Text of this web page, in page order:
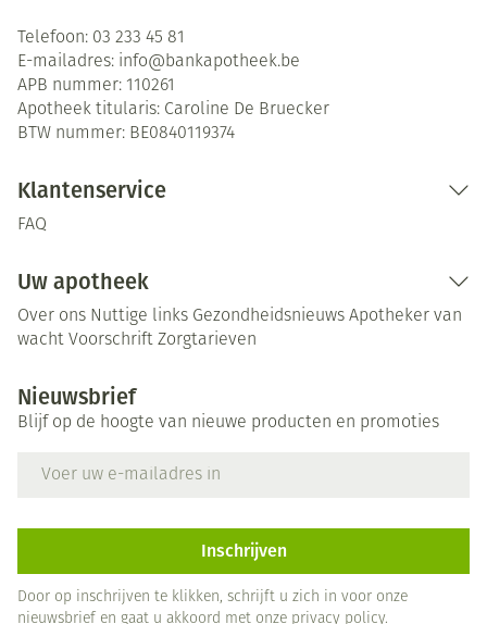
Telefoon: 03 233 45 81
E-mailadres: info@bankapotheek.be
APB nummer: 110261
Apotheek titularis: Caroline De Bruecker
BTW nummer: BE0840119374
Klantenservice
FAQ
Uw apotheek
Over ons Nuttige links Gezondheidsnieuws Apotheker van
wacht Voorschrift Zorgtarieven
Nieuwsbrief
Blijf op de hoogte van nieuwe producten en promoties
Inschrijven
Door op inschrijven te klikken, schrijft u zich in voor onze
nieuwsbrief en gaat u akkoord met onze privacy policy.